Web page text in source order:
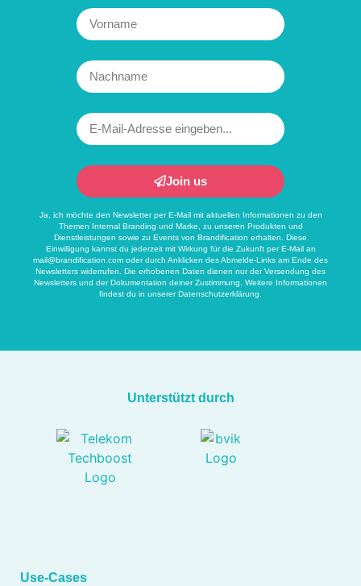
Join us
Ja, ich möchte den Newsletter per E-Mail mit aktuellen Informationen zu den
Themen Internal Branding und Marke, zu unseren Produkten und
Dienstleistungen sowie zu Events von Brandification erhalten. Diese
Einwilligung kannst du jederzeit mit Wirkung für die Zukunft per E-Mail an
mail@brandification.com oder durch Anklicken des Abmelde-Links am Ende des
Newsletters widerrufen. Die erhobenen Daten dienen nur der Versendung des
Newsletters und der Dokumentation deiner Zustimmung. Weitere Informationen
findest du in unsererDatenschutzerklärung
Unterstützt durch
Use-Cases